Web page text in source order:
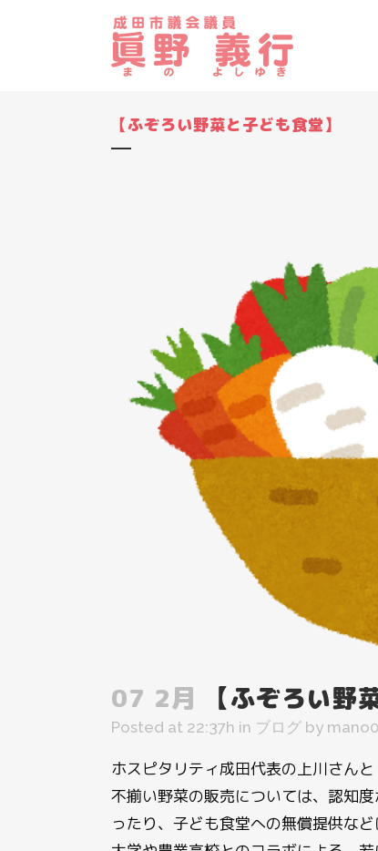
【ふぞろい野菜と子ども食堂】
07 2月 【ふぞろい野
Posted at 22:37h in ブログ by
ホスピタリティ成田代表の上川さん
不揃い野菜の販売については、認知
ったり、子ども食堂への無償提供な